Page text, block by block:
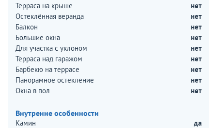
Терраса на крыше
нет
Остеклённая веранда
нет
Балкон
нет
Большие окна
нет
Для участка с уклоном
нет
Терраса над гаражом
нет
Барбекю на террасе
нет
Панорамное остекление
нет
Окна в пол
нет
Внутренне особенности
Камин
да